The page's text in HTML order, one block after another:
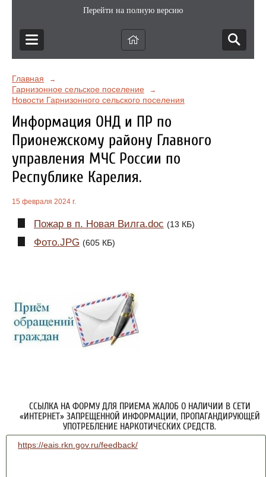
Перейти на полную версию
Главная →
Гарнизонное сельское поселение →
Новости Гарнизонного сельского поселения
Информация ОНД и ПР по
Прионежскому району Главного
управления МЧС России по
Республике Карелия.
15 февраля 2024 г.
Пожар в п. Новая Вилга.doc (13 КБ)
Фото.JPG (605 КБ)
ССЫЛКА НА ФОРМУ ДЛЯ ПРИЕМА ЖАЛОБ О НАЛИЧИИ В СЕТИ
«ИНТЕРНЕТ» ЗАПРЕЩЕННОЙ ИНФОРМАЦИИ, ПРОПАГАНДИРУЮЩЕЙ
УПОТРЕБЛЕНИЕ НАРКОТИЧЕСКИХ СРЕДСТВ.
https://eais.rkn.gov.ru/feedback/